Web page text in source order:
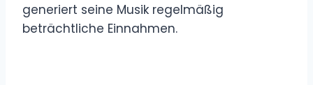
generiert seine Musik regelmäßig
beträchtliche Einnahmen.